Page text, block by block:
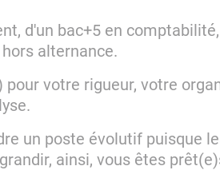
d'un bac+5 en
alternance.
pour votre rigueur, votre
un poste évolutif puisque
ainsi, vous êtes